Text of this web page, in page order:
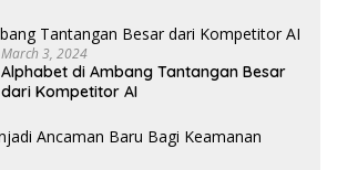
March 3, 2024
Alphabet di Ambang Tantangan Besar
dari Kompetitor AI